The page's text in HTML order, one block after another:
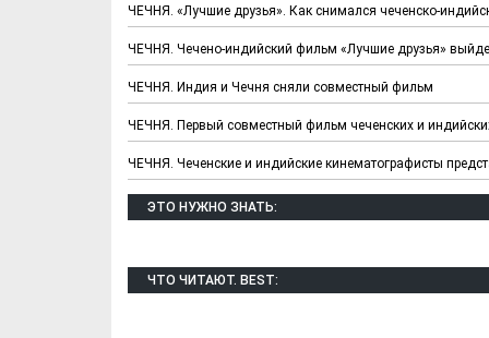
ЧЕЧНЯ. «Лучшие друзья». Как снимался чеченско-
ЧЕЧНЯ. Чечено-индийский фильм «Лучшие друзья»
ЧЕЧНЯ. Индия и Чечня сняли совместный фильм
ЧЕЧНЯ. Первый совместный фильм чеченских и
ЧЕЧНЯ. Чеченские и индийские кинематографисты
ЭТО НУЖНО ЗНАТЬ:
ЧТО ЧИТАЮТ. BEST: